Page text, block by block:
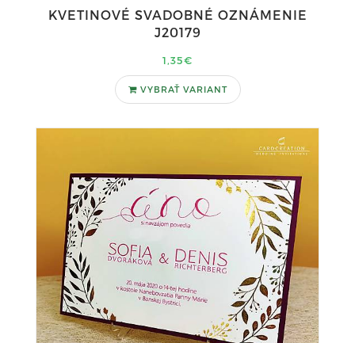
KVETINOVÉ SVADOBNÉ OZNÁMENIE
J20179
1,35€
VYBRAŤ VARIANT